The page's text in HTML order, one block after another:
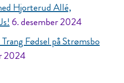
Hjorterud Allé,
6. desember 2024
Fødsel på Strømsbo
2024